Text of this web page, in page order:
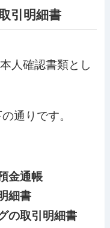
引明細書
人確認書類とし
通りです。
金通帳
細書
の取引明細書